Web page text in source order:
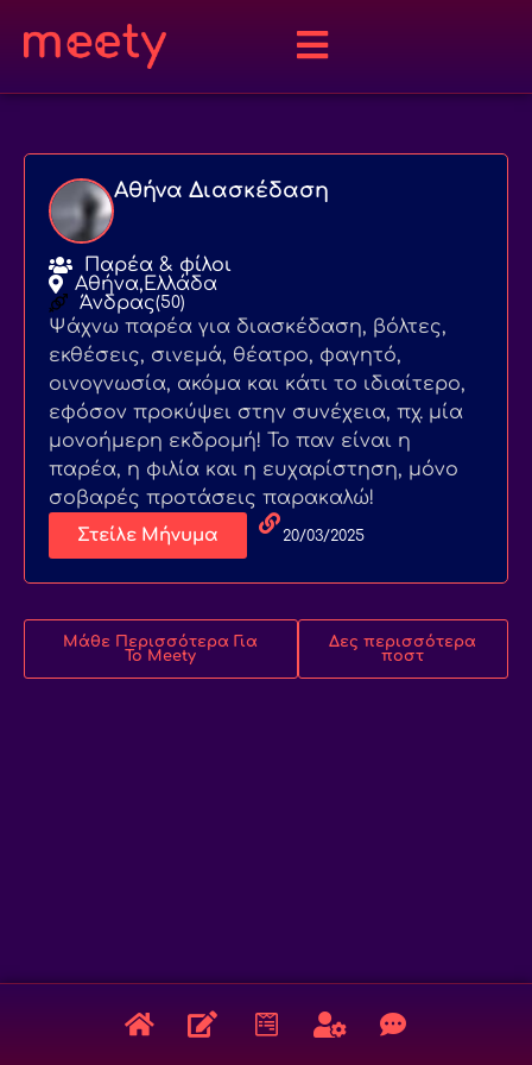
Αθήνα Διασκέδαση
Παρέα & φίλοι
Αθήνα,Ελλάδα
Άνδρας(50)
Ψάχνω παρέα για διασκέδαση, βόλτες,
εκθέσεις, σινεμά, θέατρο, φαγητό,
οινογνωσία, ακόμα και κάτι το ιδιαίτερο,
εφόσον προκύψει στην συνέχεια, πχ. μία
μονοήμερη εκδρομή! Το παν είναι η
παρέα, η φιλία και η ευχαρίστηση, μόνο
σοβαρές προτάσεις παρακαλώ!
Στείλε Μήνυμα 20/03/2025
Μάθε Περισσότερα Για
Το Meety
Δες περισσότερα
ποστ